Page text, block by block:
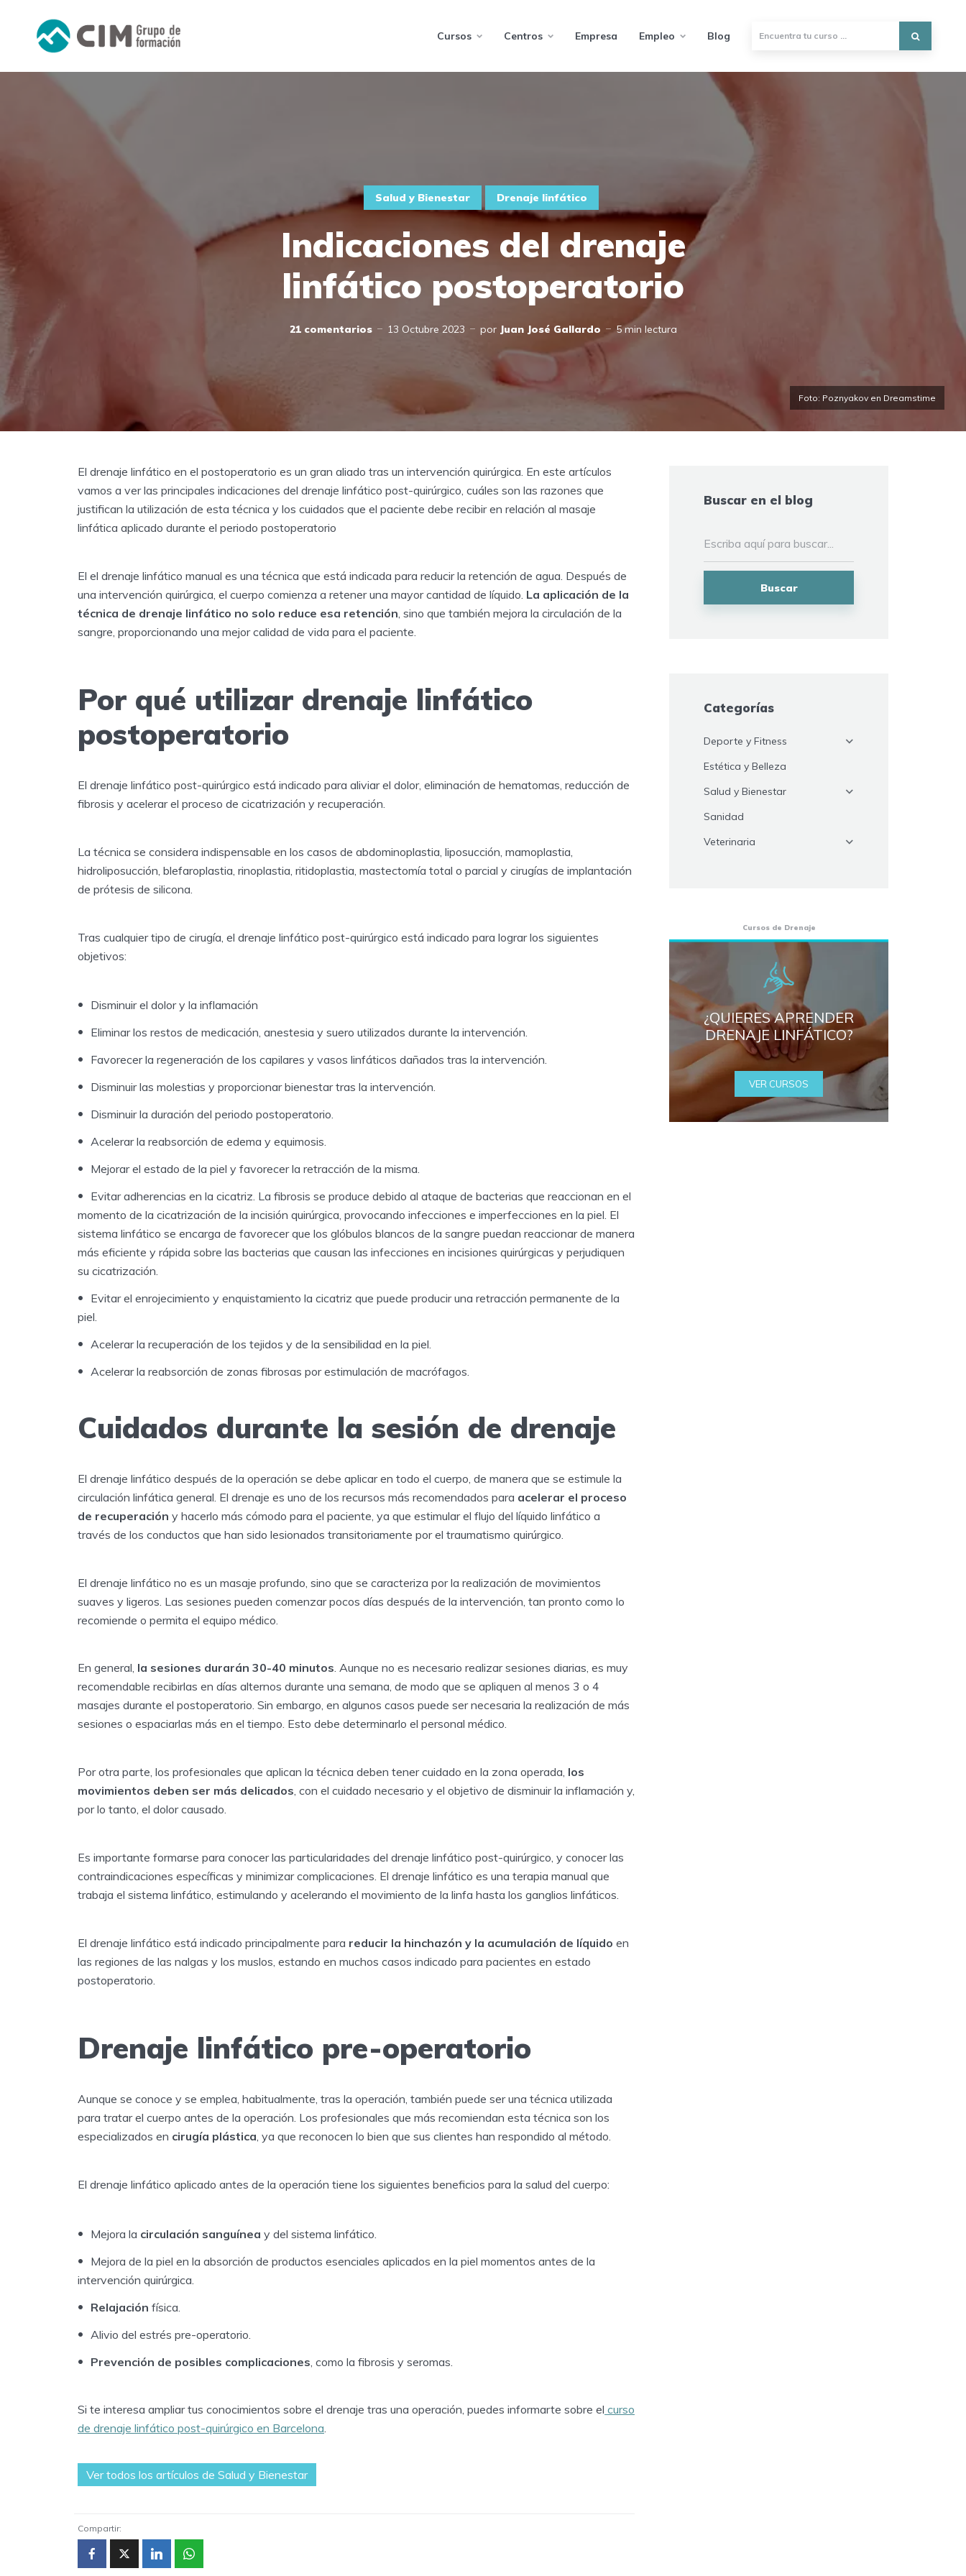
Cursos Centros Empresa Empleo Blog
Foto: Poznyakov en Dreamstime
Salud y Bienestar Drenaje linfático
Indicaciones del drenaje
linfático postoperatorio
21 comentarios 13 Octubre 2023 por Juan José Gallardo 5 min lectura
El drenaje linfático en el postoperatorio es un gran aliado tras un intervención quirúrgica. En este artículos
vamos a ver las principales indicaciones del drenaje linfático post-quirúrgico, cuáles son las razones que
justifican la utilización de esta técnica y los cuidados que el paciente debe recibir en relación al masaje
linfática aplicado durante el periodo postoperatorio
El el drenaje linfático manual es una técnica que está indicada para reducir la retención de agua. Después de
una intervención quirúrgica, el cuerpo comienza a retener una mayor cantidad de líquido. La aplicación de la
técnica de drenaje linfático no solo reduce esa retención , sino que también mejora la circulación de la
sangre, proporcionando una mejor calidad de vida para el paciente.
Por qué utilizar drenaje linfático
postoperatorio
El drenaje linfático post-quirúrgico está indicado para aliviar el dolor, eliminación de hematomas, reducción de
fibrosis y acelerar el proceso de cicatrización y recuperación.
La técnica se considera indispensable en los casos de abdominoplastia, liposucción, mamoplastia,
hidroliposucción, blefaroplastia, rinoplastia, ritidoplastia, mastectomía total o parcial y cirugías de implantación
de prótesis de silicona.
Tras cualquier tipo de cirugía, el drenaje linfático post-quirúrgico está indicado para lograr los siguientes
objetivos:
Disminuir el dolor y la inflamación
Eliminar los restos de medicación, anestesia y suero utilizados durante la intervención.
Favorecer la regeneración de los capilares y vasos linfáticos dañados tras la intervención.
Disminuir las molestias y proporcionar bienestar tras la intervención.
Disminuir la duración del periodo postoperatorio.
Acelerar la reabsorción de edema y equimosis.
Mejorar el estado de la piel y favorecer la retracción de la misma.
Evitar adherencias en la cicatriz. La fibrosis se produce debido al ataque de bacterias que reaccionan en el
momento de la cicatrización de la incisión quirúrgica, provocando infecciones e imperfecciones en la piel. El
sistema linfático se encarga de favorecer que los glóbulos blancos de la sangre puedan reaccionar de manera
más eficiente y rápida sobre las bacterias que causan las infecciones en incisiones quirúrgicas y perjudiquen
su cicatrización.
Evitar el enrojecimiento y enquistamiento la cicatriz que puede producir una retracción permanente de la
piel.
Acelerar la recuperación de los tejidos y de la sensibilidad en la piel.
Acelerar la reabsorción de zonas fibrosas por estimulación de macrófagos.
Cuidados durante la sesión de drenaje
El drenaje linfático después de la operación se debe aplicar en todo el cuerpo, de manera que se estimule la
circulación linfática general. El drenaje es uno de los recursos más recomendados para acelerar el proceso
de recuperación y hacerlo más cómodo para el paciente, ya que estimular el flujo del líquido linfático a
través de los conductos que han sido lesionados transitoriamente por el traumatismo quirúrgico.
El drenaje linfático no es un masaje profundo, sino que se caracteriza por la realización de movimientos
suaves y ligeros. Las sesiones pueden comenzar pocos días después de la intervención, tan pronto como lo
recomiende o permita el equipo médico.
En general, la sesiones durarán 30-40 minutos. Aunque no es necesario realizar sesiones diarias, es muy
recomendable recibirlas en días alternos durante una semana, de modo que se apliquen al menos 3 o 4
masajes durante el postoperatorio. Sin embargo, en algunos casos puede ser necesaria la realización de más
sesiones o espaciarlas más en el tiempo. Esto debe determinarlo el personal médico.
Por otra parte, los profesionales que aplican la técnica deben tener cuidado en la zona operada, los
movimientos deben ser más delicados, con el cuidado necesario y el objetivo de disminuir la inflamación y,
por lo tanto, el dolor causado.
Es importante formarse para conocer las particularidades del drenaje linfático post-quirúrgico, y conocer las
contraindicaciones específicas y minimizar complicaciones. El drenaje linfático es una terapia manual que
trabaja el sistema linfático, estimulando y acelerando el movimiento de la linfa hasta los ganglios linfáticos.
El drenaje linfático está indicado principalmente para reducir la hinchazón y la acumulación de líquido en
las regiones de las nalgas y los muslos, estando en muchos casos indicado para pacientes en estado
postoperatorio.
Drenaje linfático pre-operatorio
Aunque se conoce y se emplea, habitualmente, tras la operación, también puede ser una técnica utilizada
para tratar el cuerpo antes de la operación. Los profesionales que más recomiendan esta técnica son los
especializados en cirugía plástica , ya que reconocen lo bien que sus clientes han respondido al método.
El drenaje linfático aplicado antes de la operación tiene los siguientes beneficios para la salud del cuerpo:
Mejora la circulación sanguínea y del sistema linfático.
Mejora de la piel en la absorción de productos esenciales aplicados en la piel momentos antes de la
intervención quirúrgica.
Relajación física.
Alivio del estrés pre-operatorio.
Prevención de posibles complicaciones , como la fibrosis y seromas.
Si te interesa ampliar tus conocimientos sobre el drenaje tras una operación, puedes informarte sobre el curso
de drenaje linfático post-quirúrgico en Barcelona.
Ver todos los artículos de Salud y Bienestar
Compartir:
Buscar en el blog
Buscar
Categorías
Deporte y Fitness
Estética y Belleza
Salud y Bienestar
Sanidad
Veterinaria
Cursos de Drenaje
¿QUIERES APRENDER
DRENAJE LINFÁTICO?
VER CURSOS